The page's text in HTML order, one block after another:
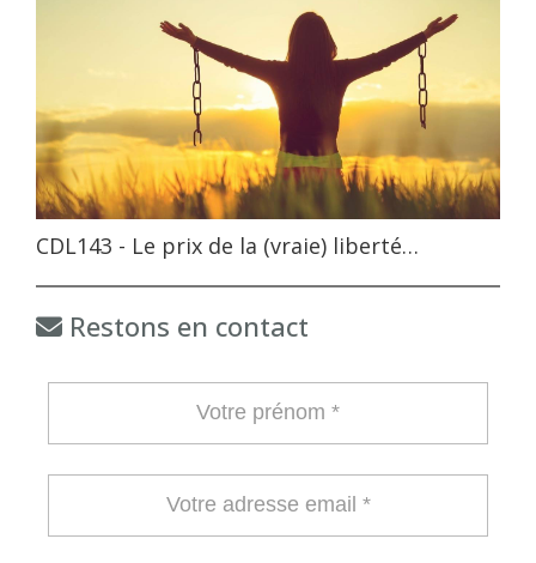
CDL143 - Le prix de la (vraie) liberté…
Restons en contact